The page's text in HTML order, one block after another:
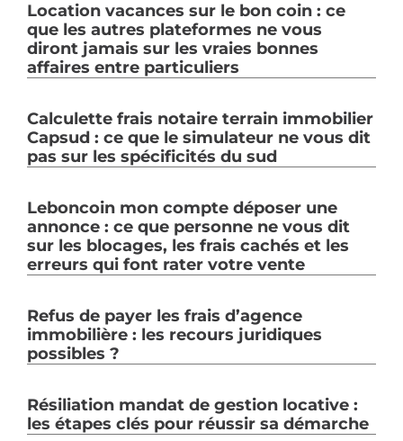
Location vacances sur le bon coin : ce
que les autres plateformes ne vous
diront jamais sur les vraies bonnes
affaires entre particuliers
Calculette frais notaire terrain immobilier
Capsud : ce que le simulateur ne vous dit
pas sur les spécificités du sud
Leboncoin mon compte déposer une
annonce : ce que personne ne vous dit
sur les blocages, les frais cachés et les
erreurs qui font rater votre vente
Refus de payer les frais d’agence
immobilière : les recours juridiques
possibles ?
Résiliation mandat de gestion locative :
les étapes clés pour réussir sa démarche